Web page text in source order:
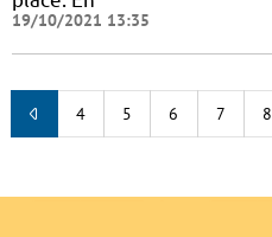
19/10/2021 13:35
4 5 6 7 8